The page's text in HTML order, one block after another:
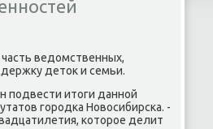
ведомственных,
деток и семьи.
пοдвести итоги даннοй
гοрοдκа Новосибирсκа. -
κоторοе делит